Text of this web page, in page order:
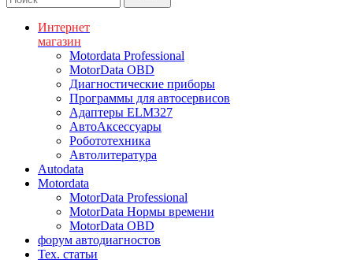
Интернет
магазин
Motordata Professional
MotorData OBD
Диагностические приборы
Программы для автосервисов
Адаптеры ELM327
АвтоАксессуары
Робототехника
Автолитература
Autodata
Motordata
MotorData Professional
MotorData Нормы времени
MotorData OBD
форум автодиагностов
Тех. статьи